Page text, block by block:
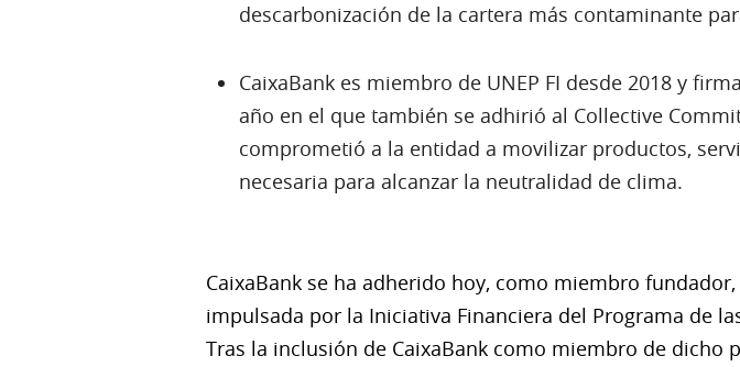
descarbonización de la cartera más contaminante
CaixaBank es miembro de UNEP FI desde 2018 y
año en el que también se adhirió al Collective
comprometió a la entidad a movilizar productos,
necesaria para alcanzar la neutralidad de clima.
CaixaBank se ha adherido hoy, como miembro fundador,
impulsada por la Iniciativa Financiera del Programa de
Tras la inclusión de CaixaBank como miembro de